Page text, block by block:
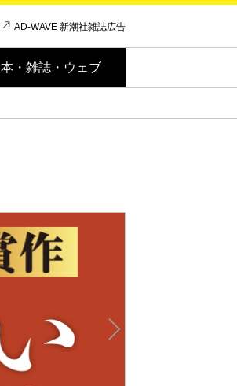
AD-WAVE 新潮社雑誌広告
本・雑誌・ウェブ